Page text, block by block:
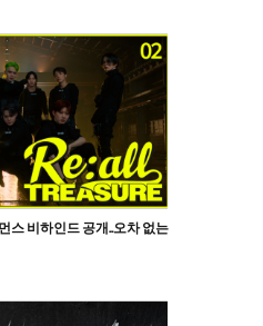
먼스 비하인드 공개..오차 없는